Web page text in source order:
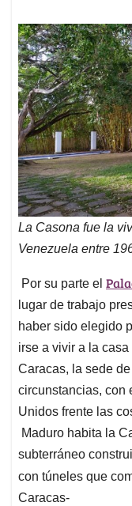
La Casona fue la
Venezuela entre
Por su parte el
lugar de trabajo
haber sido elegido
irse a vivir a la
Caracas, la sede
circunstancias, con
Unidos frente las
Maduro habita la
subterráneo
con túneles que
Caracas-